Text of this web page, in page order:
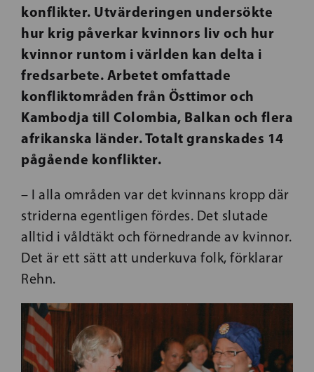
konflikter. Utvärderingen undersökte
hur krig påverkar kvinnors liv och hur
kvinnor runtom i världen kan delta i
fredsarbete. Arbetet omfattade
konfliktområden från Östtimor och
Kambodja till Colombia, Balkan och flera
afrikanska länder. Totalt granskades 14
pågående konflikter.
– I alla områden var det kvinnans kropp där
striderna egentligen fördes. Det slutade
alltid i våldtäkt och förnedrande av kvinnor.
Det är ett sätt att underkuva folk, förklarar
Rehn.